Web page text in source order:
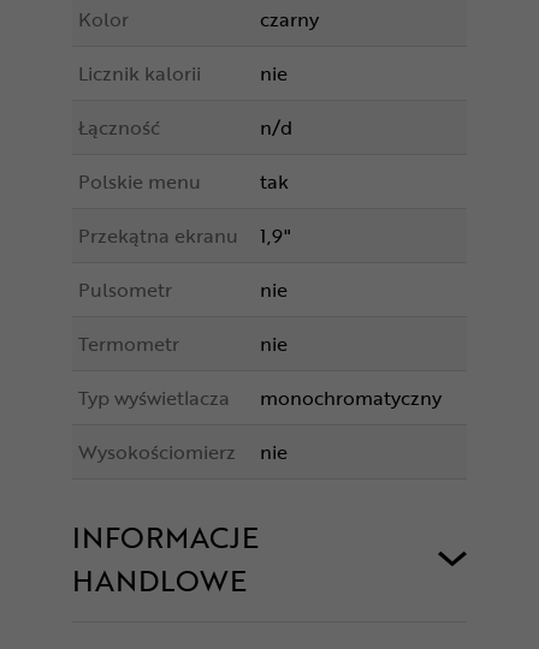
Kolor
czarny
Licznik kalorii
nie
Łączność
n/d
Polskie menu
tak
Przekątna ekranu
1,9"
Pulsometr
nie
Termometr
nie
Typ wyświetlacza
monochromatyczny
Wysokościomierz
nie
INFORMACJE
HANDLOWE